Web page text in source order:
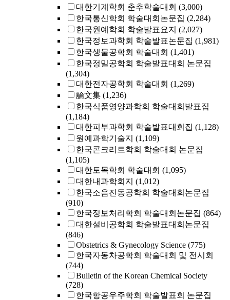
대한기계학회 춘추학술대회 (3,000)
한국통신학회 학술대회논문집 (2,284)
한국원예학회 학술발표요지 (2,027)
한국정보과학회 학술발표논문집 (1,981)
한국생물공학회 학술대회 (1,401)
한국정밀공학회 학술발표대회 논문집
(1,304)
대한전자공학회 학술대회 (1,269)
論文集 (1,236)
한국식품영양과학회 학술대회발표집
(1,184)
대한피부과학회 학술발표대회집 (1,128)
원예과학기술지 (1,109)
한국콘크리트학회 학술대회 논문집
(1,105)
대한토목학회 학술대회 (1,095)
대한내과학회지 (1,012)
한국소음진동공학회 학술대회논문집
(910)
한국정보처리학회 학술대회논문집 (864)
대한설비공학회 학술발표대회논문집
(846)
Obstetrics & Gynecology Science (775)
한국자동차공학회 학술대회 및 전시회
(744)
Bulletin of the Korean Chemical Society
(728)
한국항공우주학회 학술발표회 논문집